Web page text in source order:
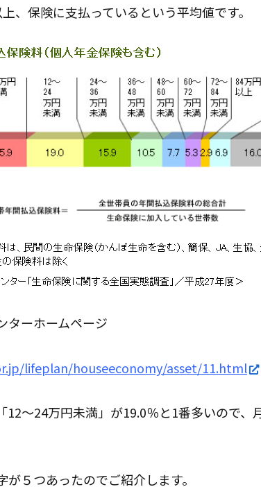
、保険に支払っているという平均値です。
ターホームページ
lifeplan/houseeconomy/asset/11.html
12～24万円未満」が19.0％と1番多いので、
が５つあったのでご紹介します。